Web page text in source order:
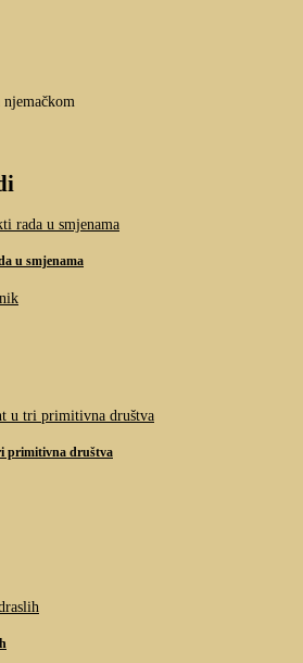
njemačkom
u smjenama
primitivna društva